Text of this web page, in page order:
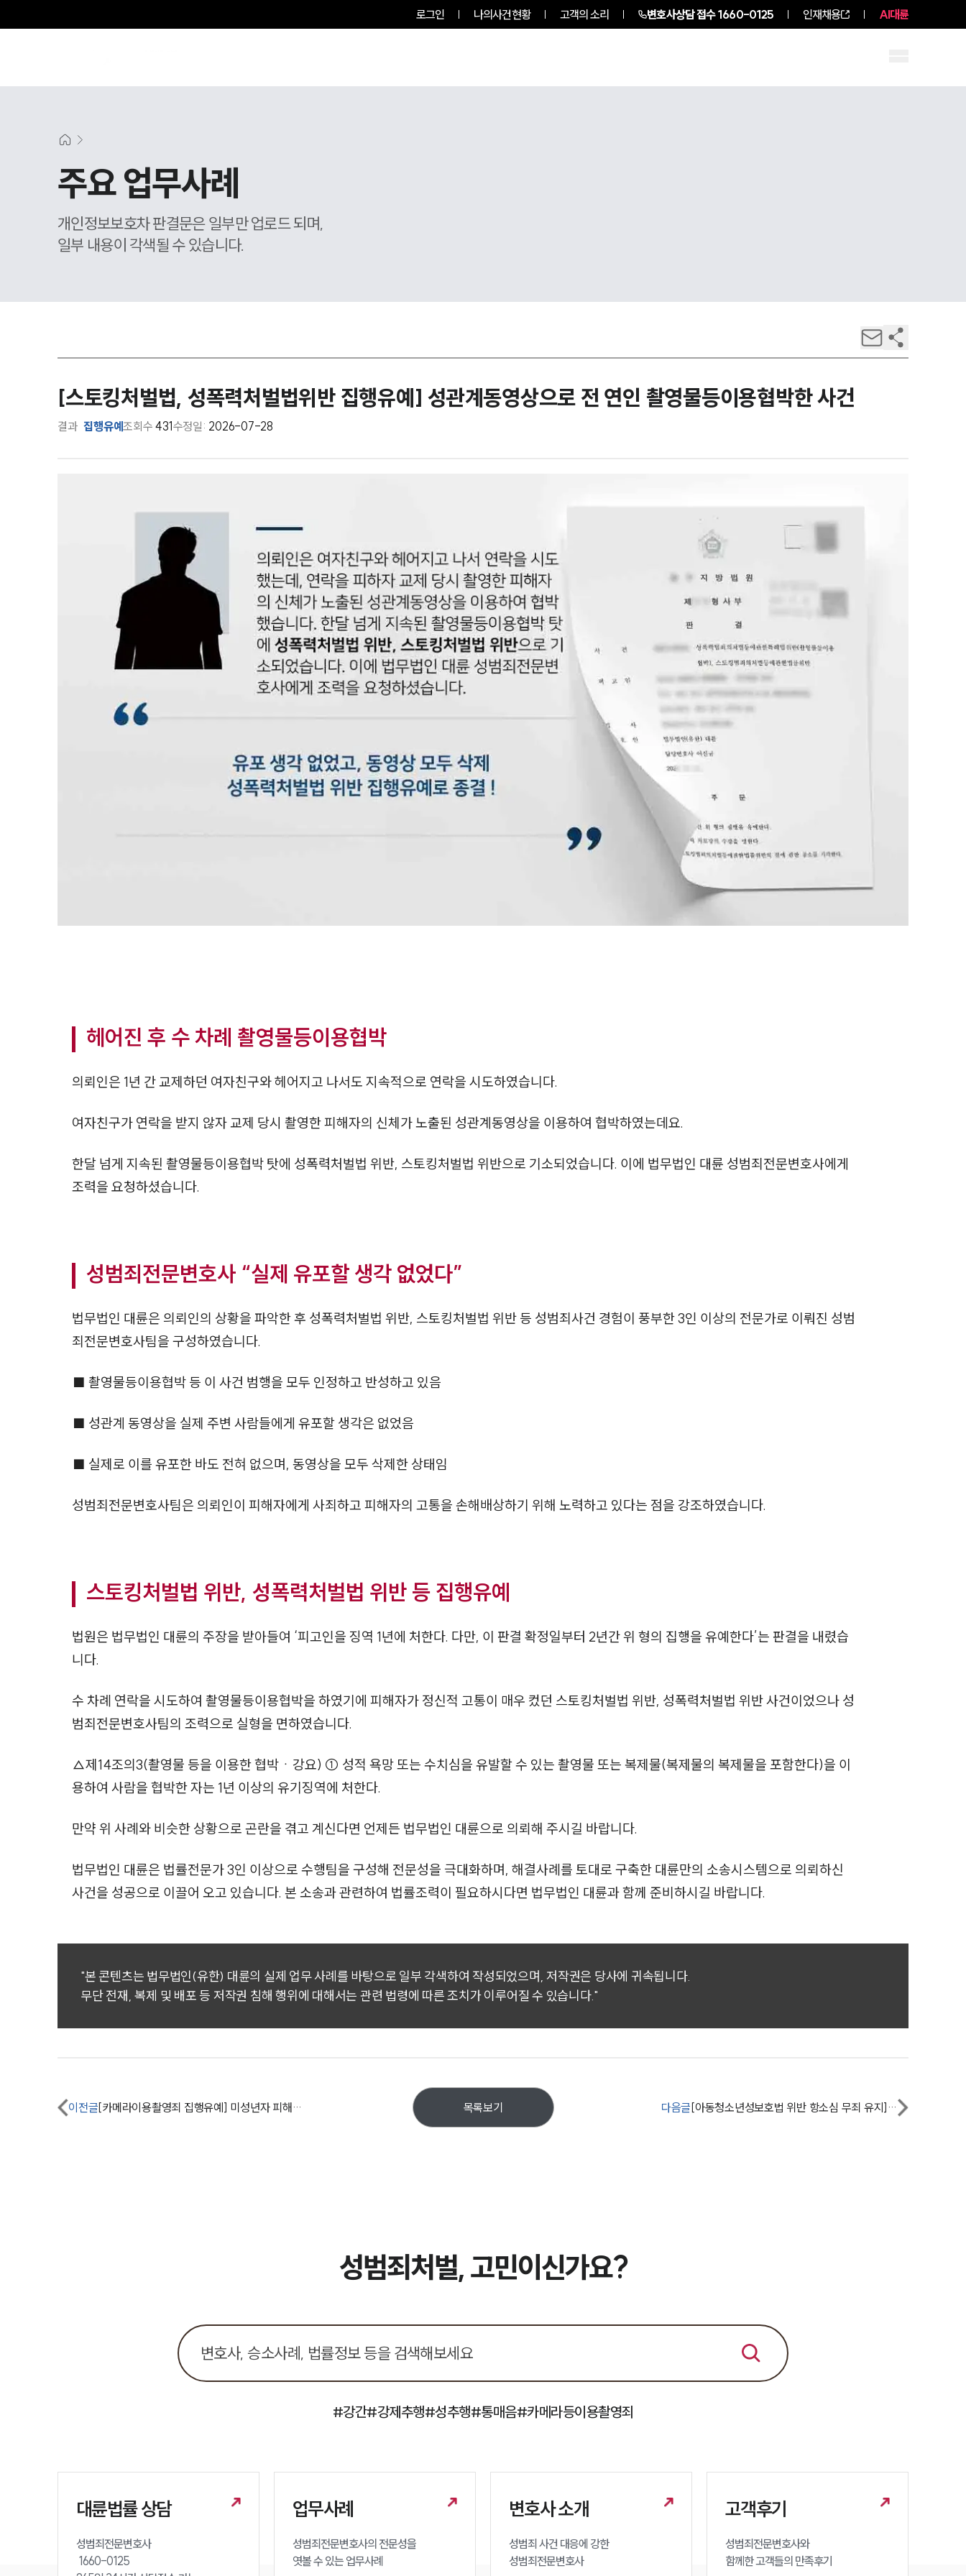
로그인 나의사건현황 고객의 소리 변호사상담 접수1660-0125 인재채용 AI대륜
대륜의 강점
AI대륜
고객후기
성범죄전문변호사
소식/자료
법률서식
주요 업무사례
개인정보보호차 판결문은 일부만 업로드 되며,
일부 내용이 각색될 수 있습니다.
[스토킹처벌법, 성폭력처벌법위반 집행유예] 성관계동영상으로 전 연인 촬영물등이용협박한 사건
결과 집행유예조회수431수정일: 2026-07-28
헤어진 후 수 차례 촬영물등이용협박
의뢰인은 1년 간 교제하던 여자친구와 헤어지고 나서도 지속적으로 연락을 시도하였습니다.
여자친구가 연락을 받지 않자 교제 당시 촬영한 피해자의 신체가 노출된 성관계동영상을 이용하여 협박하였는데요.
한달 넘게 지속된 촬영물등이용협박 탓에 성폭력처벌법 위반, 스토킹처벌법 위반으로 기소되었습니다. 이에 법무법인 대륜 성범죄전문변호사에게
조력을 요청하셨습니다.
성범죄전문변호사 “실제 유포할 생각 없었다”
법무법인 대륜은 의뢰인의 상황을 파악한 후 성폭력처벌법 위반, 스토킹처벌법 위반 등 성범죄사건 경험이 풍부한 3인 이상의 전문가로 이뤄진 성범
죄전문변호사팀을 구성하였습니다.
■ 촬영물등이용협박 등 이 사건 범행을 모두 인정하고 반성하고 있음
■ 성관계 동영상을 실제 주변 사람들에게 유포할 생각은 없었음
■ 실제로 이를 유포한 바도 전혀 없으며, 동영상을 모두 삭제한 상태임
성범죄전문변호사팀은 의뢰인이 피해자에게 사죄하고 피해자의 고통을 손해배상하기 위해 노력하고 있다는 점을 강조하였습니다.
스토킹처벌법 위반, 성폭력처벌법 위반 등 집행유예
법원은 법무법인 대륜의 주장을 받아들여 ‘피고인을 징역 1년에 처한다. 다만, 이 판결 확정일부터 2년간 위 형의 집행을 유예한다’는 판결을 내렸습
니다.
수 차례 연락을 시도하여 촬영물등이용협박을 하였기에 피해자가 정신적 고통이 매우 컸던 스토킹처벌법 위반, 성폭력처벌법 위반 사건이었으나 성
범죄전문변호사팀의 조력으로 실형을 면하였습니다.
△제14조의3(촬영물 등을 이용한 협박ㆍ강요) ① 성적 욕망 또는 수치심을 유발할 수 있는 촬영물 또는 복제물(복제물의 복제물을 포함한다)을 이
용하여 사람을 협박한 자는 1년 이상의 유기징역에 처한다.
만약 위 사례와 비슷한 상황으로 곤란을 겪고 계신다면 언제든 법무법인 대륜으로 의뢰해 주시길 바랍니다.
법무법인 대륜은 법률전문가 3인 이상으로 수행팀을 구성해 전문성을 극대화하며, 해결사례를 토대로 구축한 대륜만의 소송시스템으로 의뢰하신
사건을 성공으로 이끌어 오고 있습니다. 본 소송과 관련하여 법률조력이 필요하시다면 법무법인 대륜과 함께 준비하시길 바랍니다.
"본 콘텐츠는 법무법인(유한) 대륜의 실제 업무 사례를 바탕으로 일부 각색하여 작성되었으며, 저작권은 당사에 귀속됩니다.
무단 전재, 복제 및 배포 등 저작권 침해 행위에 대해서는 관련 법령에 따른 조치가 이루어질 수 있습니다."
이전글 [카메라이용촬영죄 집행유예] 미성년자 피해자도 있는 성폭력처벌법 위반 사건, 몰카형량 감형 최선 목록보기 다음글 [아동청소년성보호법 위반 항소심 무죄 유지] 성범죄변호사팀, 음란물소지죄 검사 항소 기각
성범죄처벌, 고민이신가요?
#강간#강제추행#성추행#통매음#카메라등이용촬영죄
대륜법률 상담
성범죄전문변호사
업무사례
성범죄전문변호사의 전문성을
엿볼 수 있는 업무사례
변호사 소개
성범죄 사건 대응에 강한
성범죄전문변호사
고객후기
성범죄전문변호사와
함께한 고객들의 만족후기